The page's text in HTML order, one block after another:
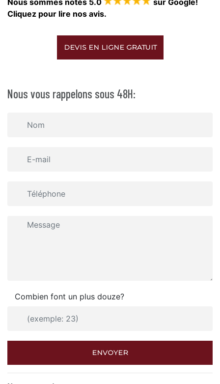
Cliquez pour lire nos avis.
DEVIS EN LIGNE GRATUIT
Nous vous rappelons sous 48H:
Combien font un plus douze?
ENVOYER